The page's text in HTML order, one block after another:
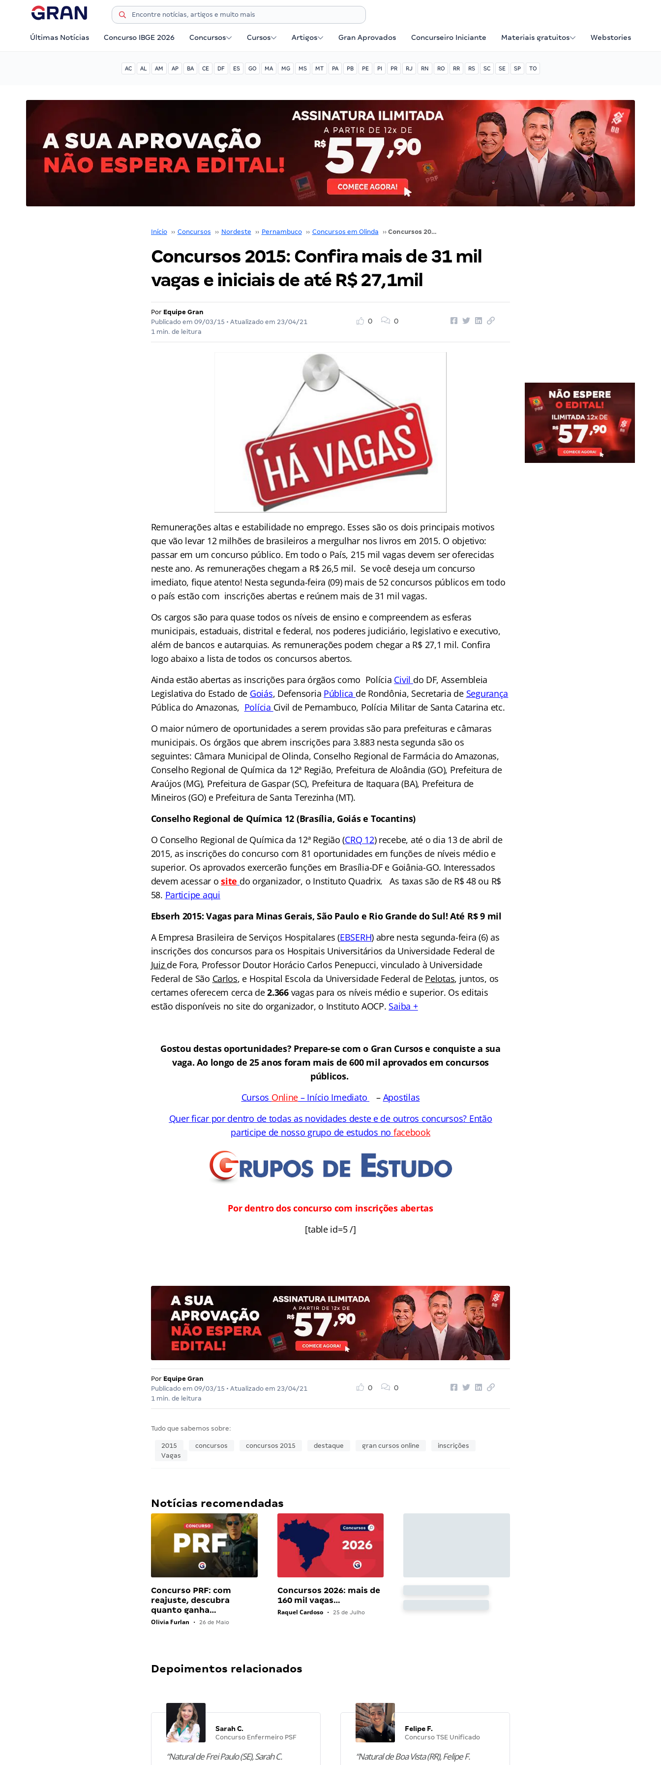
Últimas Notícias Concurso IBGE 2026 Concursos Cursos Artigos Gran Aprovados Concurseiro Iniciante Materiais gratuitos Webstories
AC AL AM AP BA CE DF ES GO MA MG MS MT PA PB PE PI PR RJ RN RO RR RS SC SE SP TO
Início ›› Concursos ›› Nordeste ›› Pernambuco ›› Concursos em Olinda ›› Concursos 2015: Confira mais de 31 mil vagas e iniciais de até R$ 27,1mil
Concursos 2015: Confira mais de 31 mil
vagas e iniciais de até R$ 27,1mil
Por Equipe Gran
Publicado em 09/03/15 • Atualizado em 23/04/21
1 min. de leitura
0 0
Remunerações altas e estabilidade no emprego. Esses são os dois principais motivos
que vão levar 12 milhões de brasileiros a mergulhar nos livros em 2015. O objetivo:
passar em um concurso público. Em todo o País, 215 mil vagas devem ser oferecidas
neste ano. As remunerações chegam a R$ 26,5 mil. Se você deseja um concurso
imediato, fique atento! Nesta segunda-feira (09) mais de 52 concursos públicos em todo
o país estão com inscrições abertas e reúnem mais de 31 mil vagas.
Os cargos são para quase todos os níveis de ensino e compreendem as esferas
municipais, estaduais, distrital e federal, nos poderes judiciário, legislativo e executivo,
além de bancos e autarquias. As remunerações podem chegar a R$ 27,1 mil. Confira
logo abaixo a lista de todos os concursos abertos.
Ainda estão abertas as inscrições para órgãos como Polícia Civil do DF, Assembleia
Legislativa do Estado de Goiás, Defensoria Pública de Rondônia, Secretaria de Segurança
Pública do Amazonas, Polícia Civil de Pernambuco, Polícia Militar de Santa Catarina etc.
O maior número de oportunidades a serem providas são para prefeituras e câmaras
municipais. Os órgãos que abrem inscrições para 3.883 nesta segunda são os
seguintes: Câmara Municipal de Olinda, Conselho Regional de Farmácia do Amazonas,
Conselho Regional de Química da 12ª Região, Prefeitura de Aloândia (GO), Prefeitura de
Araújos (MG), Prefeitura de Gaspar (SC), Prefeitura de Itaquara (BA), Prefeitura de
Mineiros (GO) e Prefeitura de Santa Terezinha (MT).
Conselho Regional de Química 12 (Brasília, Goiás e Tocantins)
O Conselho Regional de Química da 12ª Região (CRQ 12) recebe, até o dia 13 de abril de
2015, as inscrições do concurso com 81 oportunidades em funções de níveis médio e
superior. Os aprovados exercerão funções em Brasília-DF e Goiânia-GO. Interessados
devem acessar osite do organizador, o Instituto Quadrix. As taxas são de R$ 48 ou R$
58. Participe aqui
Ebserh 2015: Vagas para Minas Gerais, São Paulo e Rio Grande do Sul! Até R$ 9 mil
A Empresa Brasileira de Serviços Hospitalares (EBSERH) abre nesta segunda-feira (6) as
inscrições dos concursos para os Hospitais Universitários da Universidade Federal de
Juiz de Fora, Professor Doutor Horácio Carlos Penepucci, vinculado à Universidade
Federal de São Carlos, e Hospital Escola da Universidade Federal de Pelotas, juntos, os
certames oferecem cerca de2.366vagas para os níveis médio e superior. Os editais
estão disponíveis no site do organizador, o Instituto AOCP. Saiba +
Gostou destas oportunidades? Prepare-se com o Gran Cursos e conquiste a sua
vaga. Ao longo de 25 anos foram mais de 600 mil aprovados em concursos
públicos.
Cursos Online – Início Imediato – Apostilas
Quer ficar por dentro de todas as novidades deste e de outros concursos? Então
participe de nosso grupo de estudos no facebook
Por dentro dos concurso com inscrições abertas
[table id=5 /]
Por Equipe Gran
Publicado em 09/03/15 • Atualizado em 23/04/21
1 min. de leitura
0 0
Tudo que sabemos sobre:
2015 concursos concursos 2015 destaque gran cursos online
inscrições
Vagas
Notícias recomendadas
Concurso PRF: com
reajuste, descubra
quanto ganha…
Olivia Furlan • 26 de Maio
Concursos 2026: mais de
160 mil vagas…
Raquel Cardoso • 25 de Julho
Depoimentos relacionados
Sarah C.
Concurso Enfermeiro PSF
“Natural de Frei Paulo (SE), Sarah C.
Felipe F.
Concurso TSE Unificado
“Natural de Boa Vista (RR), Felipe F.